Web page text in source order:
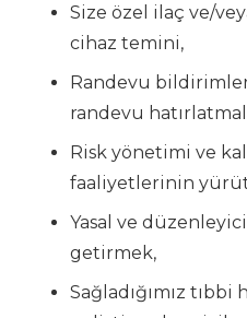
Size özel ilaç ve/
cihaz temini,
Randevu
randevu
Risk yönetimi ve
faaliyetlerinin
Yasal ve
getirmek,
Sağladığımız